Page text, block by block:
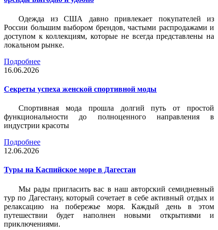
Одежда из США давно привлекает покупателей из
России большим выбором брендов, частыми распродажами и
доступом к коллекциям, которые не всегда представлены на
локальном рынке.
Подробнее
16.06.2026
Секреты успеха женской спортивной моды
Спортивная мода прошла долгий путь от простой
функциональности до полноценного направления в
индустрии красоты
Подробнее
12.06.2026
Туры на Каспийское море в Дагестан
Мы рады пригласить вас в наш авторский семидневный
тур по Дагестану, который сочетает в себе активный отдых и
релаксацию на побережье моря. Каждый день в этом
путешествии будет наполнен новыми открытиями и
приключениями.